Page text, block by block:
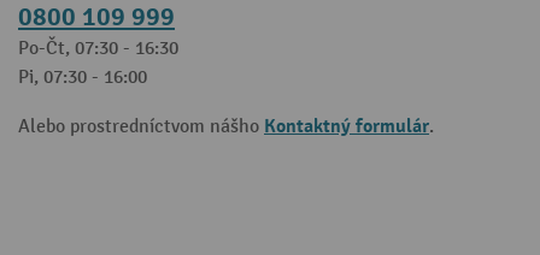
0800 109 999
Po-Čt, 07:30 - 16:30
Pi, 07:30 - 16:00
Alebo prostredníctvom nášho Kontaktný formulár.